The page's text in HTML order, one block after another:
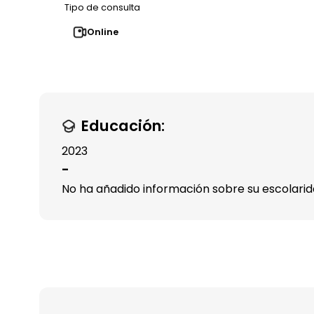
Tipo de consulta
Online
Educación:
2023
-
No ha añadido información sobre su